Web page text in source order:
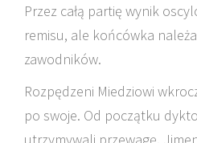
Przez całą partię wynik
remisu, ale końcówka
zawodników.
Rozpędzeni Miedziowi
po swoje. Od początku
utrzymywali przewagę.